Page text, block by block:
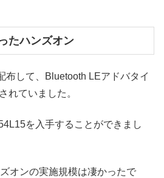
たハンズオン
布して、Bluetooth LEアドバタイ
れていました。
を入手することができまし
オンの実施規模は凄かったで